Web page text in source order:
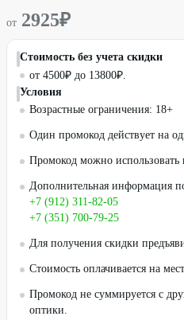
от 2925₽
Стоимость без учета скидки
от 4500₽ до 13800₽.
Условия
Возрастные ограничения: 18+
Один промокод действует на
Промокод можно использовать
Дополнительная информация
+7 (912) 311-82-05
+7 (351) 700-79-25
Для получения скидки
Стоимость оплачивается на
Промокод не суммируется с
оптики.